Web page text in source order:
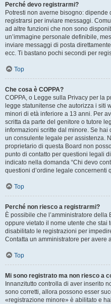
Perché devo registrarmi?
Potresti non averne bisogno:
registrarsi per inviare messaggi.
ad altre funzioni che non sono
un’immagine personale definibile,
inviare messaggi di posta
ecc. Ti bastano pochi secondi per
Top
Che cosa è COPPA?
COPPA, o Legge sulla Privacy per la
legge statunitense che autorizza i siti
minori di età inferiore a 13 anni. Per
scritta da parte del genitore o tutore
informazioni scritte dal minore. Se hai
un consulente legale per assistenza.
proprietario di questa Board non
punto di contatto per questioni legali
indicato nella domanda “Chi devo
questioni d’ordine legale concernenti
Top
Perché non riesco a registrarmi?
È possibile che l’amministratore
oppure vietato il nome utente che stai
disabilitato le registrazioni per
Contatta un amministratore per avere
Top
Mi sono registrato ma non riesco a
Innanzitutto controlla di aver inserito
sono corretti, allora possono esser
«registrazione minore» è abilitato e